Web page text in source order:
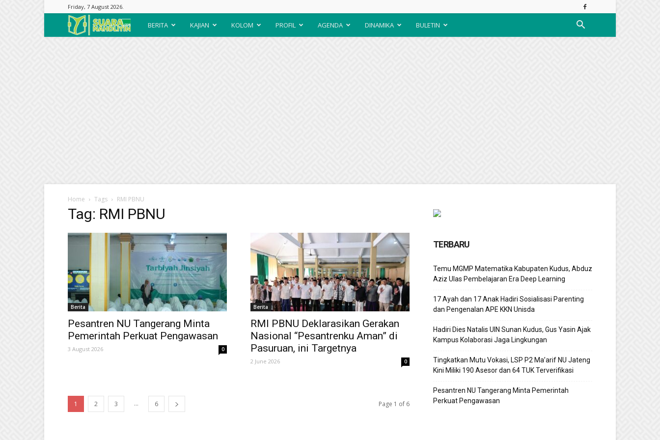
Friday, 7 August 2026.
Suara
BERITA KAJIAN KOLOM PROFIL AGENDA DINAMIKA BULETIN
Home Tags RMI PBNU
Tag: RMI PBNU
Berita
Pesantren NU Tangerang Minta
Pemerintah Perkuat Pengawasan
3 August 2026 0
Berita
​RMI PBNU Deklarasikan Gerakan
Nasional “Pesantrenku Aman” di
Pasuruan, ini Targetnya
2 June 2026 0
1 2 3 ... 6 Page 1 of 6
TERBARU
Temu MGMP Matematika Kabupaten Kudus, Abduz
Aziz Ulas Pembelajaran Era Deep Learning
17 Ayah dan 17 Anak Hadiri Sosialisasi Parenting
dan Pengenalan APE KKN Unisda
Hadiri Dies Natalis UIN Sunan Kudus, Gus Yasin Ajak
Kampus Kolaborasi Jaga Lingkungan
Tingkatkan Mutu Vokasi, LSP P2 Ma’arif NU Jateng
Kini Miliki 190 Asesor dan 64 TUK Terverifikasi
Pesantren NU Tangerang Minta Pemerintah
Perkuat Pengawasan